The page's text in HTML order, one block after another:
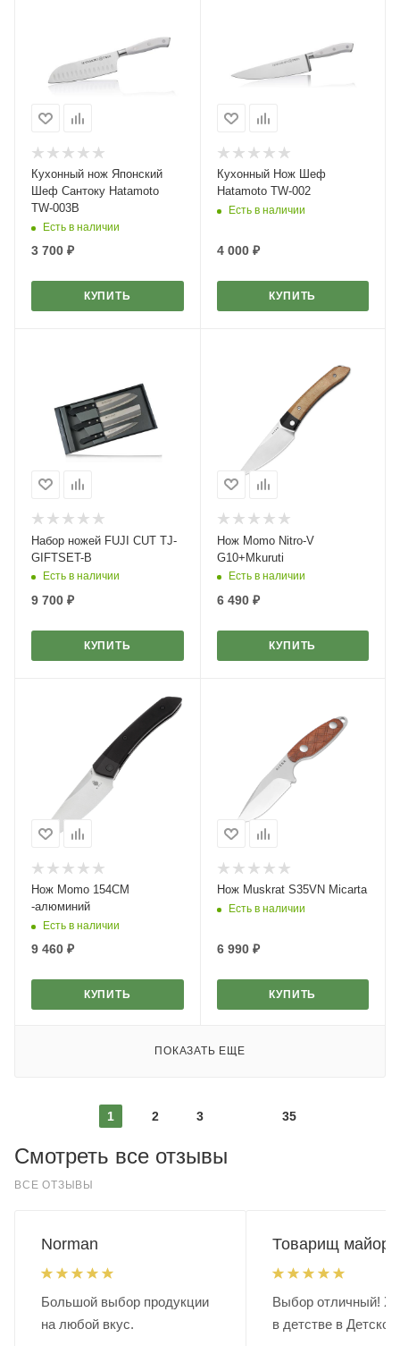
Кухонный нож Японский
Шеф Сантоку Hatamoto
TW-003B
Есть в наличии
3 700 ₽
КУПИТЬ
Кухонный Нож Шеф
Hatamoto TW-002
Есть в наличии
4 000₽
КУПИТЬ
Набор ножей FUJI CUT TJ-
GIFTSET-B
Есть в наличии
9 700 ₽
КУПИТЬ
Нож Momo Nitro-V
G10+Mkuruti
Есть в наличии
6 490₽
КУПИТЬ
Нож Momo 154CM
-алюминий
Есть в наличии
9 460 ₽
КУПИТЬ
Нож Muskrat S35VN Micarta
Есть в наличии
6 990₽
КУПИТЬ
ПОКАЗАТЬ ЕЩЕ
1 2 3 35
Смотреть все отзывы
ВСЕ ОТЗЫВЫ
Norman
Большой выбор продукции
на любой вкус.
Товарищ майор.
Выбор отличный!
в детстве в